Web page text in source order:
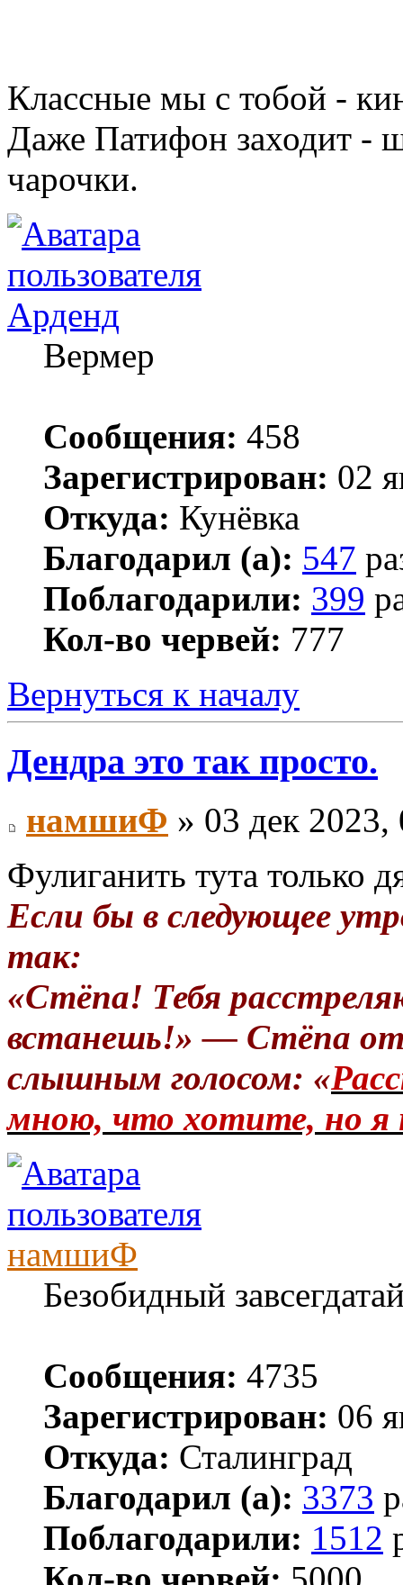
Классные мы с тобой -
Даже Патифон заходит -
чарочки.
Арденд
Вермер
Сообщения: 458
Зарегистрирован: 02
Откуда: Кунёвка
Благодарил (а): 547
Поблагодарили: 399
Кол-во червей: 777
Вернуться к началу
Дендра это так просто.
намшиФ » 03 дек 2023,
Фулиганить тута только
Если бы в следующее
так:
«Стёпа! Тебя
встанешь!» — Стёпа
слышным голосом: «
мною, что хотите, но я
намшиФ
Безобидный
Сообщения: 4735
Зарегистрирован: 06
Откуда: Сталинград
Благодарил (а): 3373
Поблагодарили: 1512